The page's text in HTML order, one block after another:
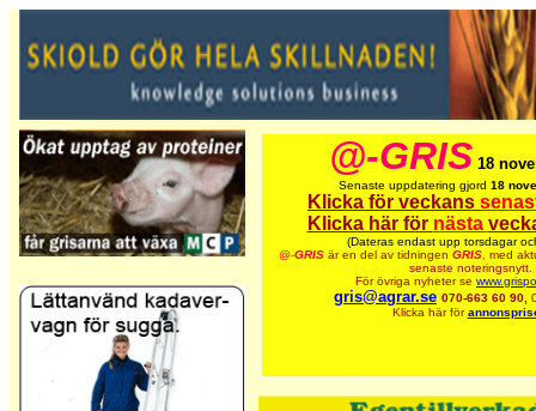
@-GRIS 18
Senaste uppdatering gjord 18
Klicka för veckans
Klicka här för nästa
(Dateras endast upp torsdagar
@-GRIS är en del av tidningen GRIS, med
senaste noteringsnytt.
För övriga nyheter se
gris@agrar.se 070-663 60 90,
Klicka här för